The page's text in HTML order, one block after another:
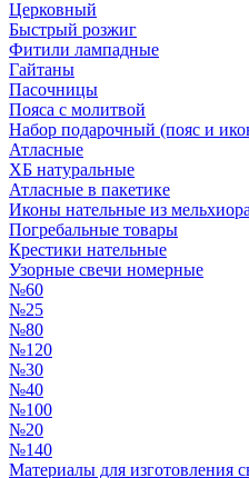
Церковный
Быстрый розжиг
Фитили лампадные
Гайтаны
Пасочницы
Пояса с молитвой
Набор подарочный (пояс и
Атласные
ХБ натуральные
Атласные в пакетике
Иконы нательные из
Погребальные товары
Крестики нательные
Узорные свечи номерные
№60
№25
№80
№120
№30
№40
№100
№20
№140
Материалы для изготовления